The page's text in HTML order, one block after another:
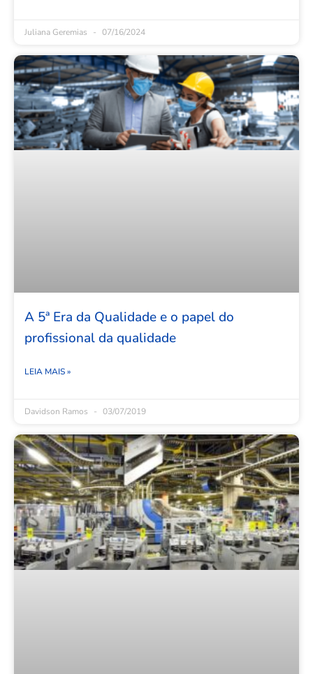
Juliana Geremias 07/16/2024
A 5ª Era da Qualidade e o papel do
profissional da qualidade
LEIA MAIS »
Davidson Ramos 03/07/2019